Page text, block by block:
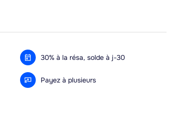
30% à la résa, solde à j-30
Payez à plusieurs